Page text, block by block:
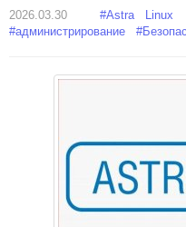
2026.03.30
#Astra Linux
#администрирование #